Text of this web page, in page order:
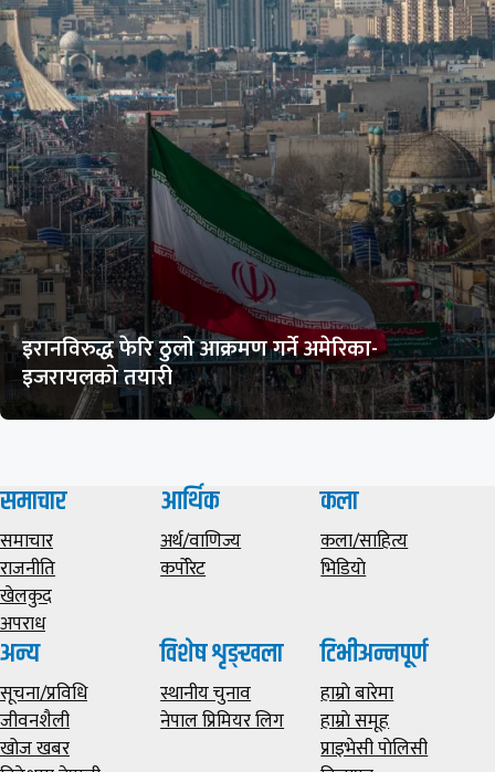
इरानविरुद्ध फेरि ठुलो आक्रमण गर्ने अमेरिका-
इजरायलको तयारी
समाचार
समाचार
राजनीति
खेलकुद
अपराध
आर्थिक
अर्थ/वाणिज्य
कर्पोरेट
कला
कला/साहित्य
भिडियाे
अन्य
सूचना/प्रविधि
जीवनशैली
खोज खबर
विशेष शृङ्खला
स्थानीय चुनाव
नेपाल प्रिमियर लिग
टिभीअन्नपूर्ण
हाम्राे बारेमा
हाम्राे समूह
प्राइभेसी पाेलिसी